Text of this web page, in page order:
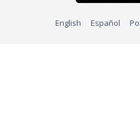
English Español